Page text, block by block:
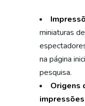
miniaturas
na página
pesquisa.
Origens